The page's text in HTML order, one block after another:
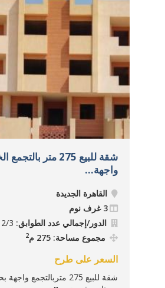
شقة للبيع 275 متر
واجهة...
القاهرة الجديدة
3 غرف نوم
الدور/إجمالي عدد الطوابق: 2/3
مجموع مساحة: 275 م
2
السعر على طرح
شقة للبيع 275 متربالتجمع